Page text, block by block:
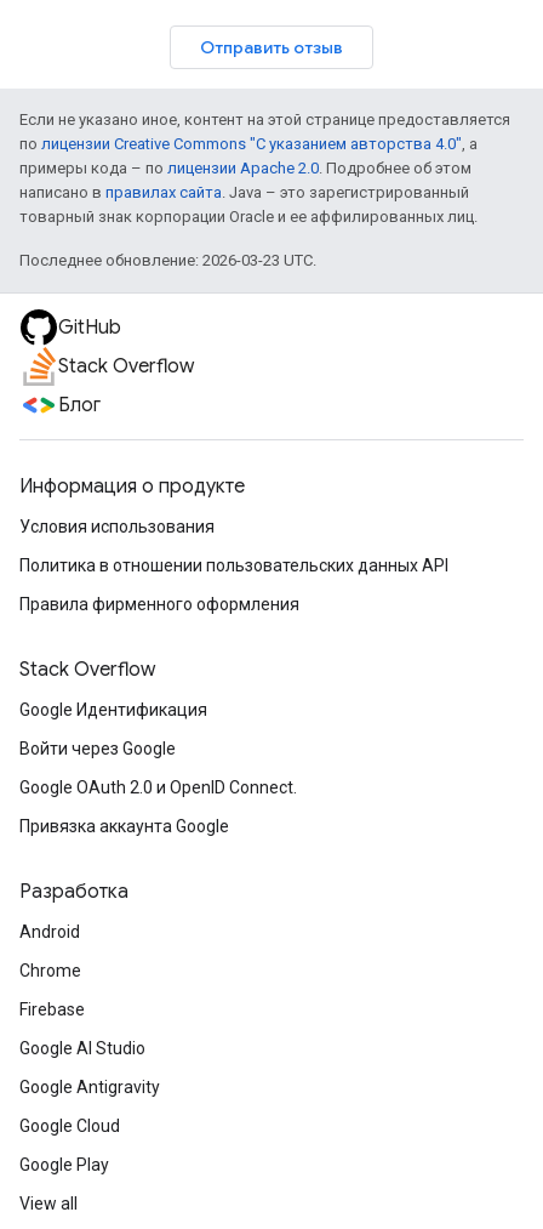
Отправить отзыв
Если не указано иное, контент на этой странице предоставляется
по лицензии Creative Commons "С указанием авторства 4.0", а
примеры кода – по лицензии Apache 2.0. Подробнее об этом
написано в правилах сайта. Java – это зарегистрированный
товарный знак корпорации Oracle и ее аффилированных лиц.
Последнее обновление: 2026-03-23 UTC.
GitHub
Stack Overflow
Блог
Информация о продукте
Условия использования
Политика в отношении пользовательских данных API
Правила фирменного оформления
Stack Overflow
Google Идентификация
Войти через Google
Google OAuth 2.0 и OpenID Connect.
Привязка аккаунта Google
Разработка
Android
Chrome
Firebase
Google AI Studio
Google Antigravity
Google Cloud
Google Play
View all